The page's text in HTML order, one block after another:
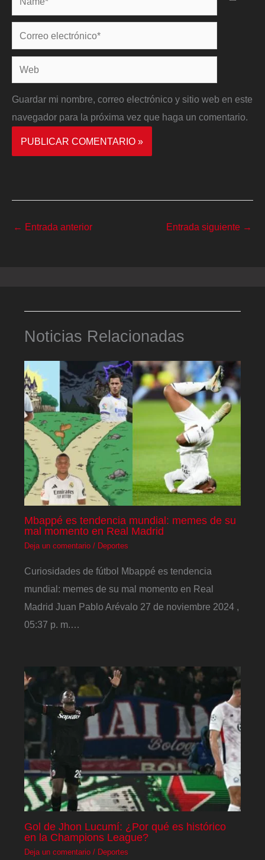
Correo
electrónico*
Web
Guardar mi nombre, correo electrónico y sitio web en este
navegador para la próxima vez que haga un comentario.
← Entrada anterior Entrada siguiente →
Noticias Relacionadas
Mbappé es tendencia mundial: memes de su
mal momento en Real Madrid
Deja un comentario / Deportes
Curiosidades de fútbol Mbappé es tendencia
mundial: memes de su mal momento en Real
Madrid Juan Pablo Arévalo 27 de noviembre 2024 ,
05:37 p. m.…
Gol de Jhon Lucumí: ¿Por qué es histórico
en la Champions League?
Deja un comentario / Deportes